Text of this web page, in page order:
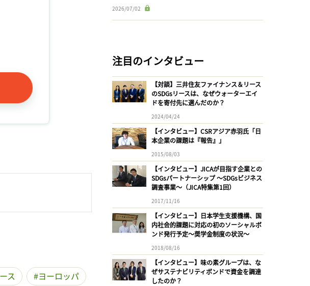
ス
ヨーロッパ
2026/07/02
注目のインタビュー
【対談】三井住友ファイナンス＆リース
のSDGsリースは、なぜウォーターエイ
ドを寄付先に選んだのか？
2024/04/24
【インタビュー】CSRアジア赤羽氏「日
本企業の課題は『報告』」
2015/08/03
【インタビュー】JICAが目指す企業との
SDGsパートナーシップ 〜SDGsビジネス
調査事業〜（JICA特集第1回）
2017/11/16
【インタビュー】日本学生支援機構、国
内社会的課題に対応の初のソーシャルボ
ンド発行予定〜奨学金制度の状況〜
2018/08/16
【インタビュー】味の素グループは、な
ぜサステナビリティボンドで資金を調達
したのか？